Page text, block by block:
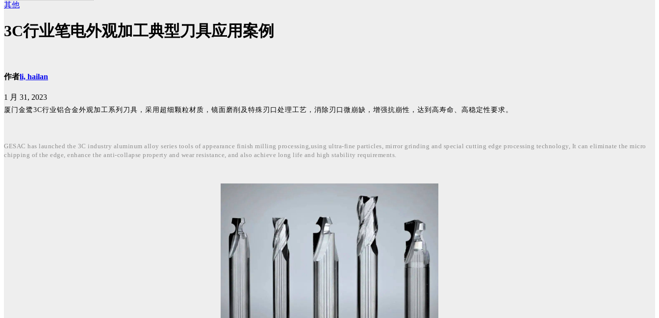
其他
3C行业笔电外观加工典型刀具应用案例
作者li, hailan
1 月 31, 2023
厦门金鹭3C行业铝合金外观加工系列刀具，采用超细颗粒材质，镜面磨削及特殊刃口处理工艺，消除刃口微崩缺，增强抗崩性，达到 高寿命 、高稳定性要求。
GESAC has launched the 3C industry aluminum alloy series tools of appearance finish milling processing,using ultra-fine particles, mirror grinding and special cutting edge processing technology, It can eliminate the micro
chipping of the edge, enhance the anti-collapse property and wear resistance, and also achieve long life and high stability requirements.